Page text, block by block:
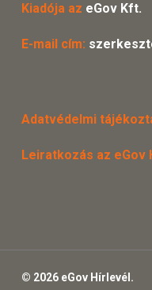
Kiadója az eGov Kft.
E-mail cím:
Adatvédelmi
Leiratkozás az eGov
© 2026 eGov Hírlevél.